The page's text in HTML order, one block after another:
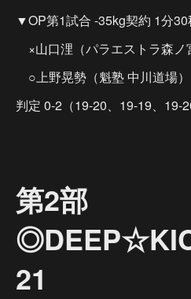
▼OP第1試合 -35kg契約 1分30
×山口浬（パラエストラ森ノ
○上野晃勢（魁塾 中川道場）
判定 0-2（19-20、19-19、19-
第2部
21